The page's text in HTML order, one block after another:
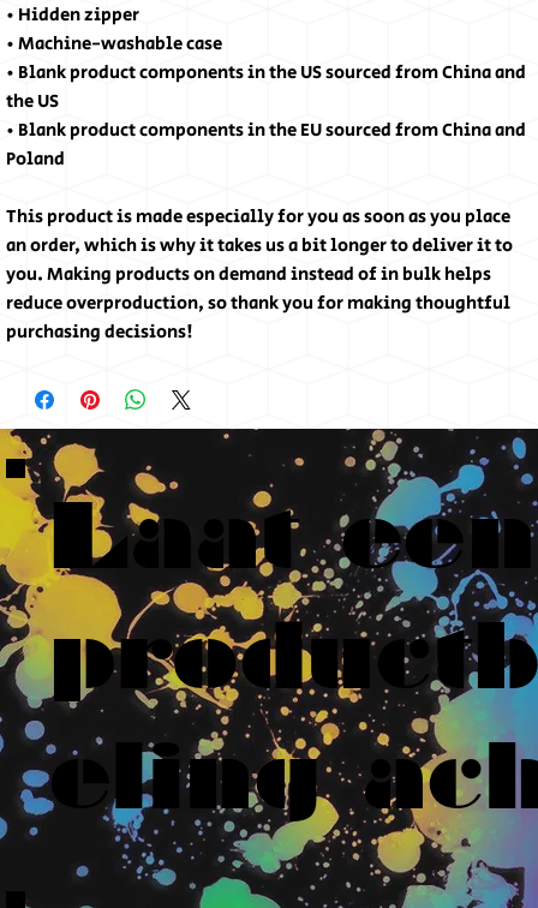
• Hidden zipper
• Machine-washable case
• Blank product components in the US sourced from China and
the US
• Blank product components in the EU sourced from China and
Poland
This product is made especially for you as soon as you place
an order, which is why it takes us a bit longer to deliver it to
you. Making products on demand instead of in bulk helps
reduce overproduction, so thank you for making thoughtful
purchasing decisions!
Laat een
eling